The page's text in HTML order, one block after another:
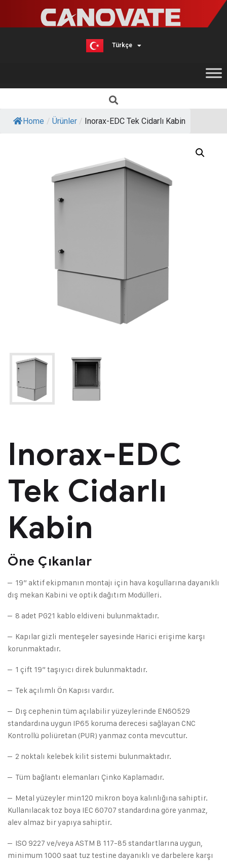
Türkçe
English
Home / Ürünler / Inorax-EDC Tek Cidarlı Kabin
Inorax-EDC
Tek Cidarlı
Kabin
Öne Çıkanlar
– 19” aktif ekipmanın montajı için hava koşullarına dayanıklı
dış mekan Kabini ve optik dağıtım Modülleri.
– 8 adet PG21 kablo eldiveni bulunmaktadır.
– Kapılar gizli menteşeler sayesinde Harici erişime karşı
korunmaktadır.
– 1 çift 19” taşıyıcı direk bulunmaktadır.
– Tek açılımlı Ön Kapısı vardır.
– Dış cephenin tüm açılabilir yüzeylerinde EN6O529
standardına uygun IP65 koruma derecesi sağlayan CNC
Kontrollü poliüretan (PUR) yanmaz conta mevcuttur.
– 2 noktalı kelebek kilit sistemi bulunmaktadır.
– Tüm bağlantı elemanları Çinko Kaplamadır.
– Metal yüzeyler min120 mikron boya kalınlığına sahiptir.
Kullanılacak toz boya IEC 60707 standardına göre yanmaz,
alev almaz bir yapıya sahiptir.
– ISO 9227 ve/veya ASTM B 117-85 standartlarına uygun,
minimum 1000 saat tuz testine dayanıklı ve darbelere karşı